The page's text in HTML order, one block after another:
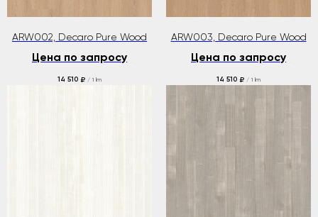
ARW002, Decaro Pure Wood
Цена по запросу
14 510 ₽ / 1 lm
ARW003, Decaro Pure Wood
Цена по запросу
14 510 ₽ / 1 lm